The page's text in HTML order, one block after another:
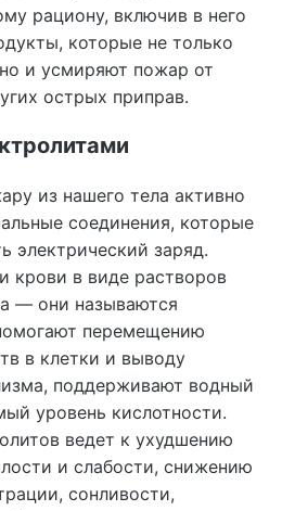
рациону, включив в него
которые не только
и усмиряют пожар от
острых приправ.
из нашего тела активно
соединения, которые
электрический заряд.
крови в виде растворов
— они называются
перемещению
в клетки и выводу
поддерживают водный
уровень кислотности.
ведет к ухудшению
и слабости, снижению
сонливости,